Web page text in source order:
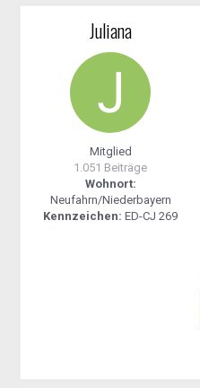
Juliana
Mitglied
1.051 Beiträge
Wohnort:
Neufahrn/Niederbayern
Kennzeichen: ED-CJ 269